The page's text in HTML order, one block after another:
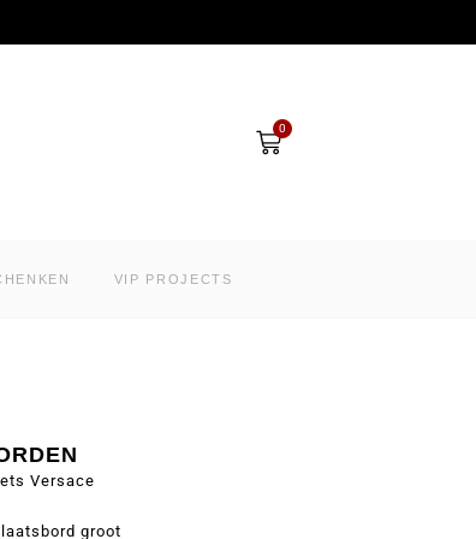
0
Winkelwagen
VIP PROJECTS
Versace
groot